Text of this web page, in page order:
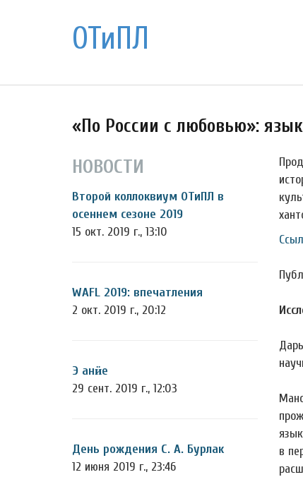
ОТиПЛ
«По России с любовью»:
НОВОСТИ
Второй коллоквиум ОТиПЛ в
осеннем сезоне 2019
15 окт. 2019 г., 13:10
WAFL 2019: впечатления
2 окт. 2019 г., 20:12
Э анӥе
29 сент. 2019 г., 12:03
День рождения С. А. Бурлак
12 июня 2019 г., 23:46
в